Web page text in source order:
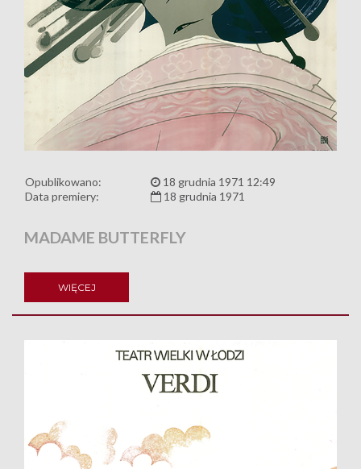
Opublikowano:
18 grudnia 1971 12:49
Data premiery:
18 grudnia 1971
MADAME BUTTERFLY
WIĘCEJ